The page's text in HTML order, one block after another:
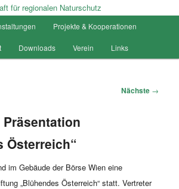
für
Projekte & Kooperationen
Downloads Verein Links
Nächste →
Präsentation
Österreich“
im Gebäude der Börse Wien eine
„Blühendes Österreich“ statt. Vertreter